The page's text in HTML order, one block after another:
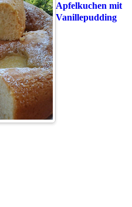
Apfelkuchen mit
Vanillepudding